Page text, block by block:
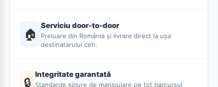
🏠
Serviciu door-to-door
Preluare din România și livrare direct la ușa
destinatarului ceh.
🔒
Integritate garantată
Standarde sigure de manipulare pe tot parcursul